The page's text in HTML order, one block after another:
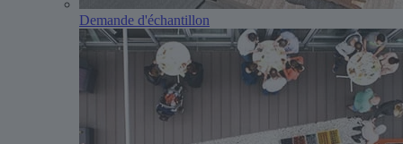
Demande d'échantillon